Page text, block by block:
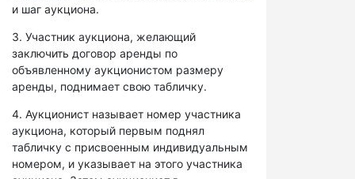
и шаг аукциона.
3. Участник аукциона, желающий
заключить договор аренды по
объявленному аукционистом размеру
аренды, поднимает свою табличку.
4. Аукционист называет номер участника
аукциона, который первым поднял
табличку с присвоенным индивидуальным
номером, и указывает на этого участника